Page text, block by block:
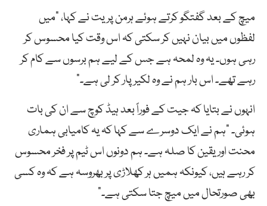
میچ کے بعد گفتگو کرتے ہوئے ہرمن پریت نے کہا، “میں
لفظوں میں بیان نہیں کر سکتی کہ اس وقت کیا محسوس کر
رہی ہوں۔ یہ وہ لمحہ ہے جس کے لیے ہم برسوں سے کام کر
رہے تھے۔ اس بار ہم نے وہ لکیر پار کر لی ہے۔”
انہوں نے بتایا کہ جیت کے فوراً بعد ہیڈ کوچ سے ان کی بات
ہوئی۔ “ہم نے ایک دوسرے سے کہا کہ یہ کامیابی ہماری
محنت اور یقین کا صلہ ہے۔ ہم دونوں اس ٹیم پر فخر محسوس
کر رہے ہیں، کیونکہ ہمیں ہر کھلاڑی پر بھروسہ ہے کہ وہ کسی
بھی صورتحال میں میچ جتا سکتی ہے۔”